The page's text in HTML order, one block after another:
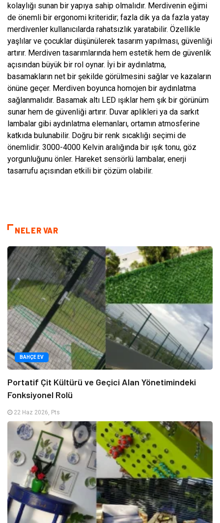
kolaylığı sunan bir yapıya sahip olmalıdır. Merdivenin eğimi
de önemli bir ergonomi kriteridir; fazla dik ya da fazla yatay
merdivenler kullanıcılarda rahatsızlık yaratabilir. Özellikle
yaşlılar ve çocuklar düşünülerek tasarım yapılması, güvenliği
artırır. Merdiven tasarımlarında hem estetik hem de güvenlik
açısından büyük bir rol oynar. İyi bir aydınlatma,
basamakların net bir şekilde görülmesini sağlar ve kazaların
önüne geçer. Merdiven boyunca homojen bir aydınlatma
sağlanmalıdır. Basamak altı LED ışıklar hem şık bir görünüm
sunar hem de güvenliği artırır. Duvar aplikleri ya da sarkıt
lambalar gibi aydınlatma elemanları, ortamın atmosferine
katkıda bulunabilir. Doğru bir renk sıcaklığı seçimi de
önemlidir. 3000-4000 Kelvin aralığında bir ışık tonu, göz
yorgunluğunu önler. Hareket sensörlü lambalar, enerji
tasarrufu açısından etkili bir çözüm olabilir.
NELER VAR
BAHÇE EV
Portatif Çit Kültürü ve Geçici Alan Yönetimindeki
Fonksiyonel Rolü
22 Haz 2026, Pts